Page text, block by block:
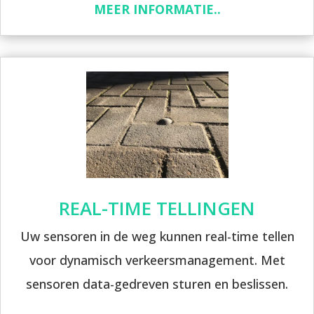
MEER INFORMATIE..
REAL-TIME TELLINGEN
Uw sensoren in de weg kunnen real-time tellen
voor dynamisch verkeersmanagement. Met
sensoren data-gedreven sturen en beslissen.